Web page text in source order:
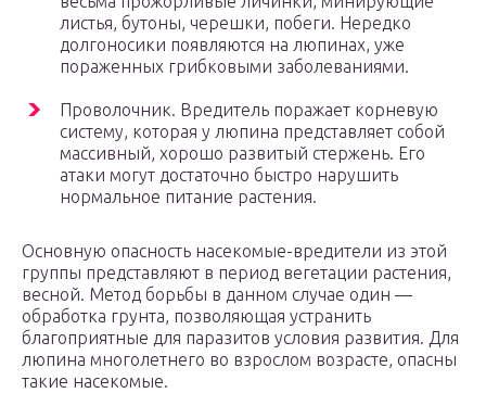
листья, бутоны, черешки, побеги. Нередко
долгоносики появляются на люпинах, уже
пораженных грибковыми заболеваниями.
Проволочник. Вредитель поражает корневую
систему, которая у люпина представляет собой
массивный, хорошо развитый стержень. Его
атаки могут достаточно быстро нарушить
нормальное питание растения.
Основную опасность насекомые-вредители из этой
группы представляют в период вегетации растения,
весной. Метод борьбы в данном случае один —
обработка грунта, позволяющая устранить
благоприятные для паразитов условия развития. Для
люпина многолетнего во взрослом возрасте, опасны
такие насекомые.